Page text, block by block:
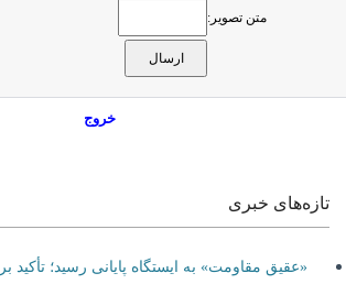
متن تصویر:
خروج
تازه‌های خبری
«عقیق مقاومت» به ایستگاه پایانی رسید؛ تأکید بر